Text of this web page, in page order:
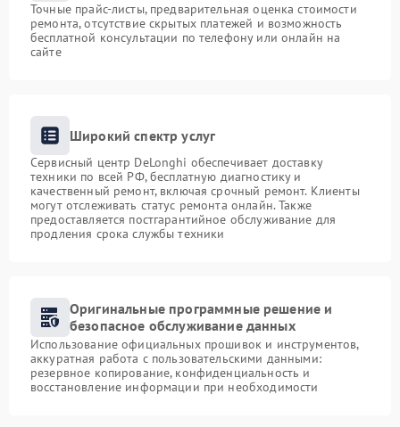
Точные прайс-листы, предварительная оценка стоимости
ремонта, отсутствие скрытых платежей и возможность
бесплатной консультации по телефону или онлайн на
сайте
Широкий спектр услуг
Сервисный центр DeLonghi обеспечивает доставку
техники по всей РФ, бесплатную диагностику и
качественный ремонт, включая срочный ремонт. Клиенты
могут отслеживать статус ремонта онлайн. Также
предоставляется постгарантийное обслуживание для
продления срока службы техники
Оригинальные программные решение и
безопасное обслуживание данных
Использование официальных прошивок и инструментов,
аккуратная работа с пользовательскими данными:
резервное копирование, конфиденциальность и
восстановление информации при необходимости